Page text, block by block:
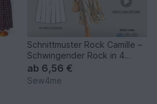
Schnittmuster Rock Camille –
Schwingender Rock in 4
Längen | Gr. 34–48 (PDF
ab 6,56 €
Sew4me